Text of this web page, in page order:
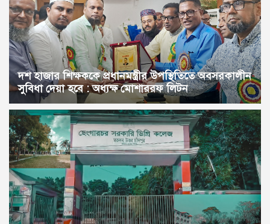
দশ হাজার শিক্ষককে প্রধানমন্ত্রীর উপস্থিতিতে অবসরকালীন
সুবিধা দেয়া হবে : অধ্যক্ষ মোশাররফ লিটন